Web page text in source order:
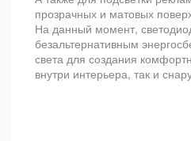
прозрачных и матовых
На данный момент,
безальтернативным
света для создания
внутри интерьера, так и